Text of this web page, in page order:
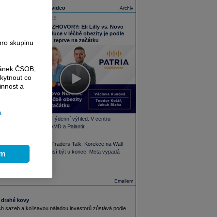
Archiv
Nejnovější video
05.08.2026 16:05
PODCAST ROZHOVORY: Eli Lilly vs. Novo
Nordisk. Revoluce v léčbě obezity je podle
MUDr. Kunové teprve na začátku
PODCAST Týdenní výhled: V centru
pozornosti AMD a Palantir
PODCAST Traders Talk: Korekce na Wall
Street nemusí být u konce. Meta vypadá
zajímavě
Emailem
kovy
sazeb a kolísavou náladou investorů zůstává podle
skupinu
ČSOB,
co
a